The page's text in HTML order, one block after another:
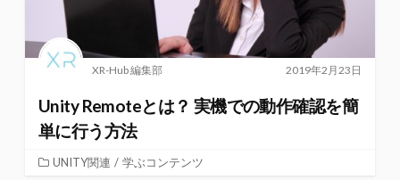
2019年2月23日
XR-Hub 編集部
Unity Remoteとは？ 実機での動作確認を簡
単に行う方法
UNITY関連 / 学ぶコンテンツ